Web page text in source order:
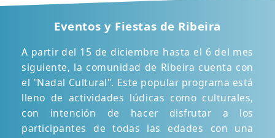
Eventos y Fiestas de Ribeira
A partir del 15 de diciembre hasta el 6 del mes
siguiente, la comunidad de Ribeira cuenta con
el "Nadal Cultural". Este popular programa está
lleno de actividades lúdicas como culturales,
con intención de hacer disfrutar a los
participantes de todas las edades con una